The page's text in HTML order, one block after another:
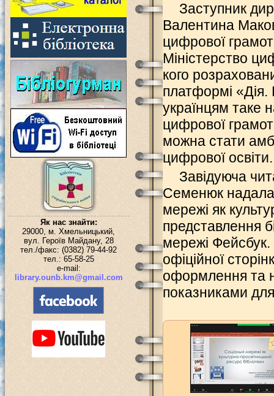
Як нас знайти:
29000, м. Хмельницький,
вул. Героїв Майдану, 28
тел./факс: (0382) 79-44-92
тел.: 65-58-25
e-mail:
library.ounb.km@gmail.com
Заступник
Валентина
цифрової
Міністерство
кого
платформі «Дія.
українцям таке
цифрової
можна стати
цифрової освіти.
Завідуюча
Семенюк надала
мережі як
представлення
мережі Фейсбук.
офіційної
оформлення та
показниками для